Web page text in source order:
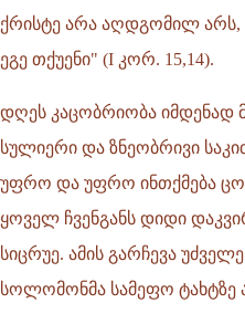
ქრისტე არა აღდგომილ არს,
ეგე თქუენი" (I კორ. 15,14).
დღეს კაცობრიობა
სულიერი და ზნეობრივი
უფრო და უფრო ინთქმება
ყოველ ჩვენგანს დიდი
სიცრუე. ამის გარჩევა
სოლომონმა სამეფო ტახტზე